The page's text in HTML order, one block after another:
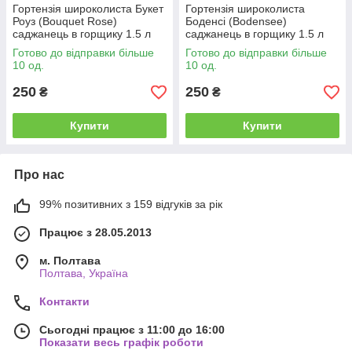
Гортензія широколиста Букет
Роуз (Bouquet Rose)
саджанець в горщику 1.5 л
Готово до відправки більше
10 од.
250 ₴
Купити
Гортензія широколиста
Боденсі (Bodensee)
саджанець в горщику 1.5 л
Готово до відправки більше
10 од.
250 ₴
Купити
Про нас
99% позитивних з 159 відгуків за рік
Працює з 28.05.2013
м. Полтава
Полтава, Україна
Контакти
Сьогодні працює з 11:00 до 16:00
Показати весь графік роботи